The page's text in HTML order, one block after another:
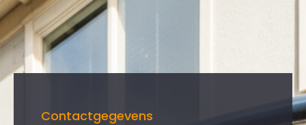
Contactgegevens